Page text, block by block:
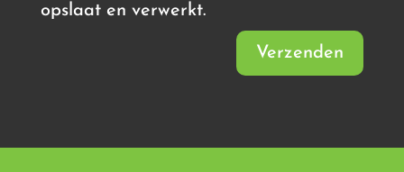
opslaat en verwerkt.
Verzenden